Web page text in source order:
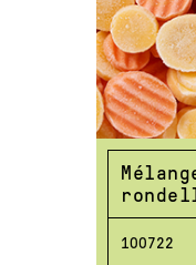
100722